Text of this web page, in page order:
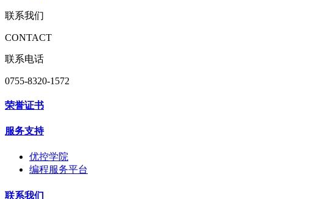
联系我们
CONTACT
联系电话
0755-8320-1572
荣誉证书
服务支持
优控学院
编程服务平台
联系我们